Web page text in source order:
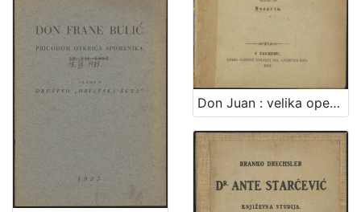
Don Juan : velika opera u dva čina / po talijanskom napisao de Ponte ; preveo J. E. Tomić